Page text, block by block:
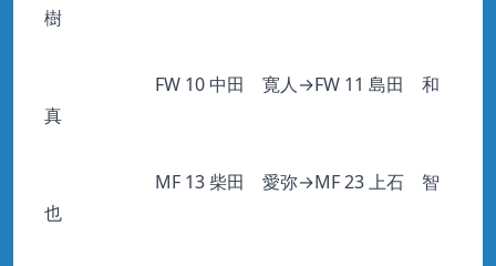
樹
FW 10 中田 寛人→FW 11 島田 和
真
MF 13 柴田 愛弥→MF 23 上石 智
也